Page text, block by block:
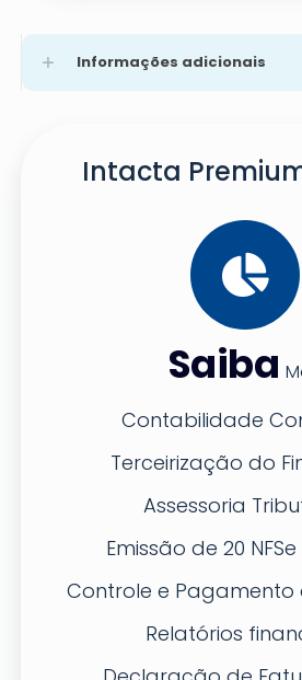
Informações adicionais
Intacta
Saiba
Contabilidade
Terceirização do
Assessoria
Emissão de 20
Controle e Pagamento
Relatórios